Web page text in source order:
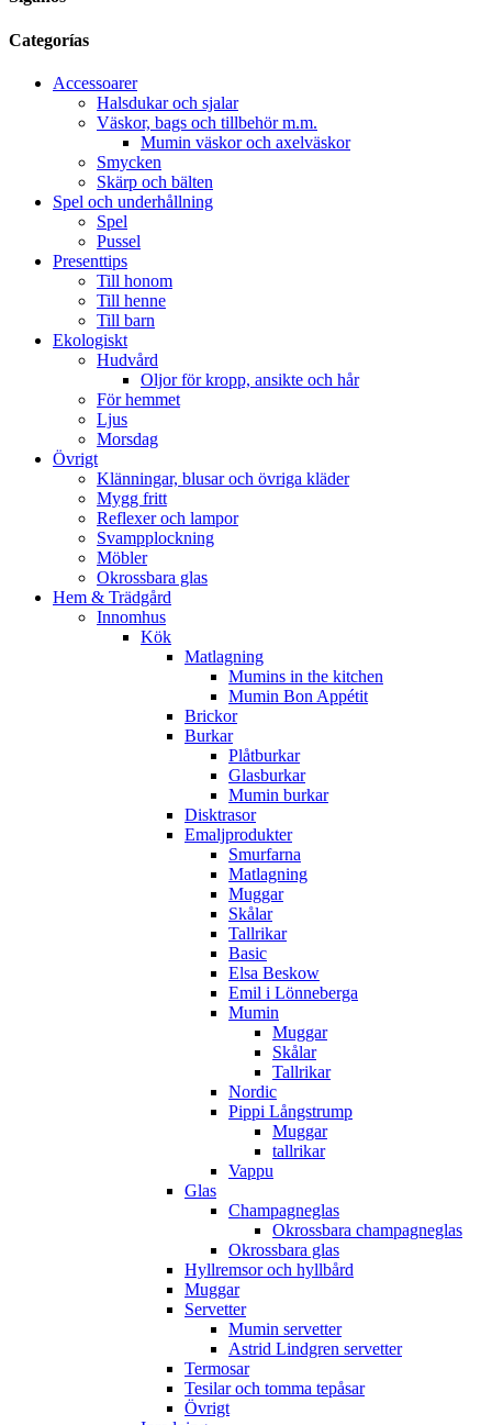
Categorías
Accessoarer
Halsdukar och sjalar
Väskor, bags och tillbehör m.m.
Mumin väskor och axelväskor
Smycken
Skärp och bälten
Spel och underhållning
Spel
Pussel
Presenttips
Till honom
Till henne
Till barn
Ekologiskt
Hudvård
Oljor för kropp, ansikte och hår
För hemmet
Ljus
Morsdag
Övrigt
Klänningar, blusar och övriga kläder
Mygg fritt
Reflexer och lampor
Svampplockning
Möbler
Okrossbara glas
Hem & Trädgård
Innomhus
Kök
Matlagning
Mumins in the kitchen
Mumin Bon Appétit
Brickor
Burkar
Plåtburkar
Glasburkar
Mumin burkar
Disktrasor
Emaljprodukter
Smurfarna
Matlagning
Muggar
Skålar
Tallrikar
Basic
Elsa Beskow
Emil i Lönneberga
Mumin
Muggar
Skålar
Tallrikar
Nordic
Pippi Långstrump
Muggar
tallrikar
Vappu
Glas
Champagneglas
Okrossbara champagneglas
Okrossbara glas
Hyllremsor och hyllbård
Muggar
Servetter
Mumin servetter
Astrid Lindgren servetter
Termosar
Tesilar och tomma tepåsar
Övrigt